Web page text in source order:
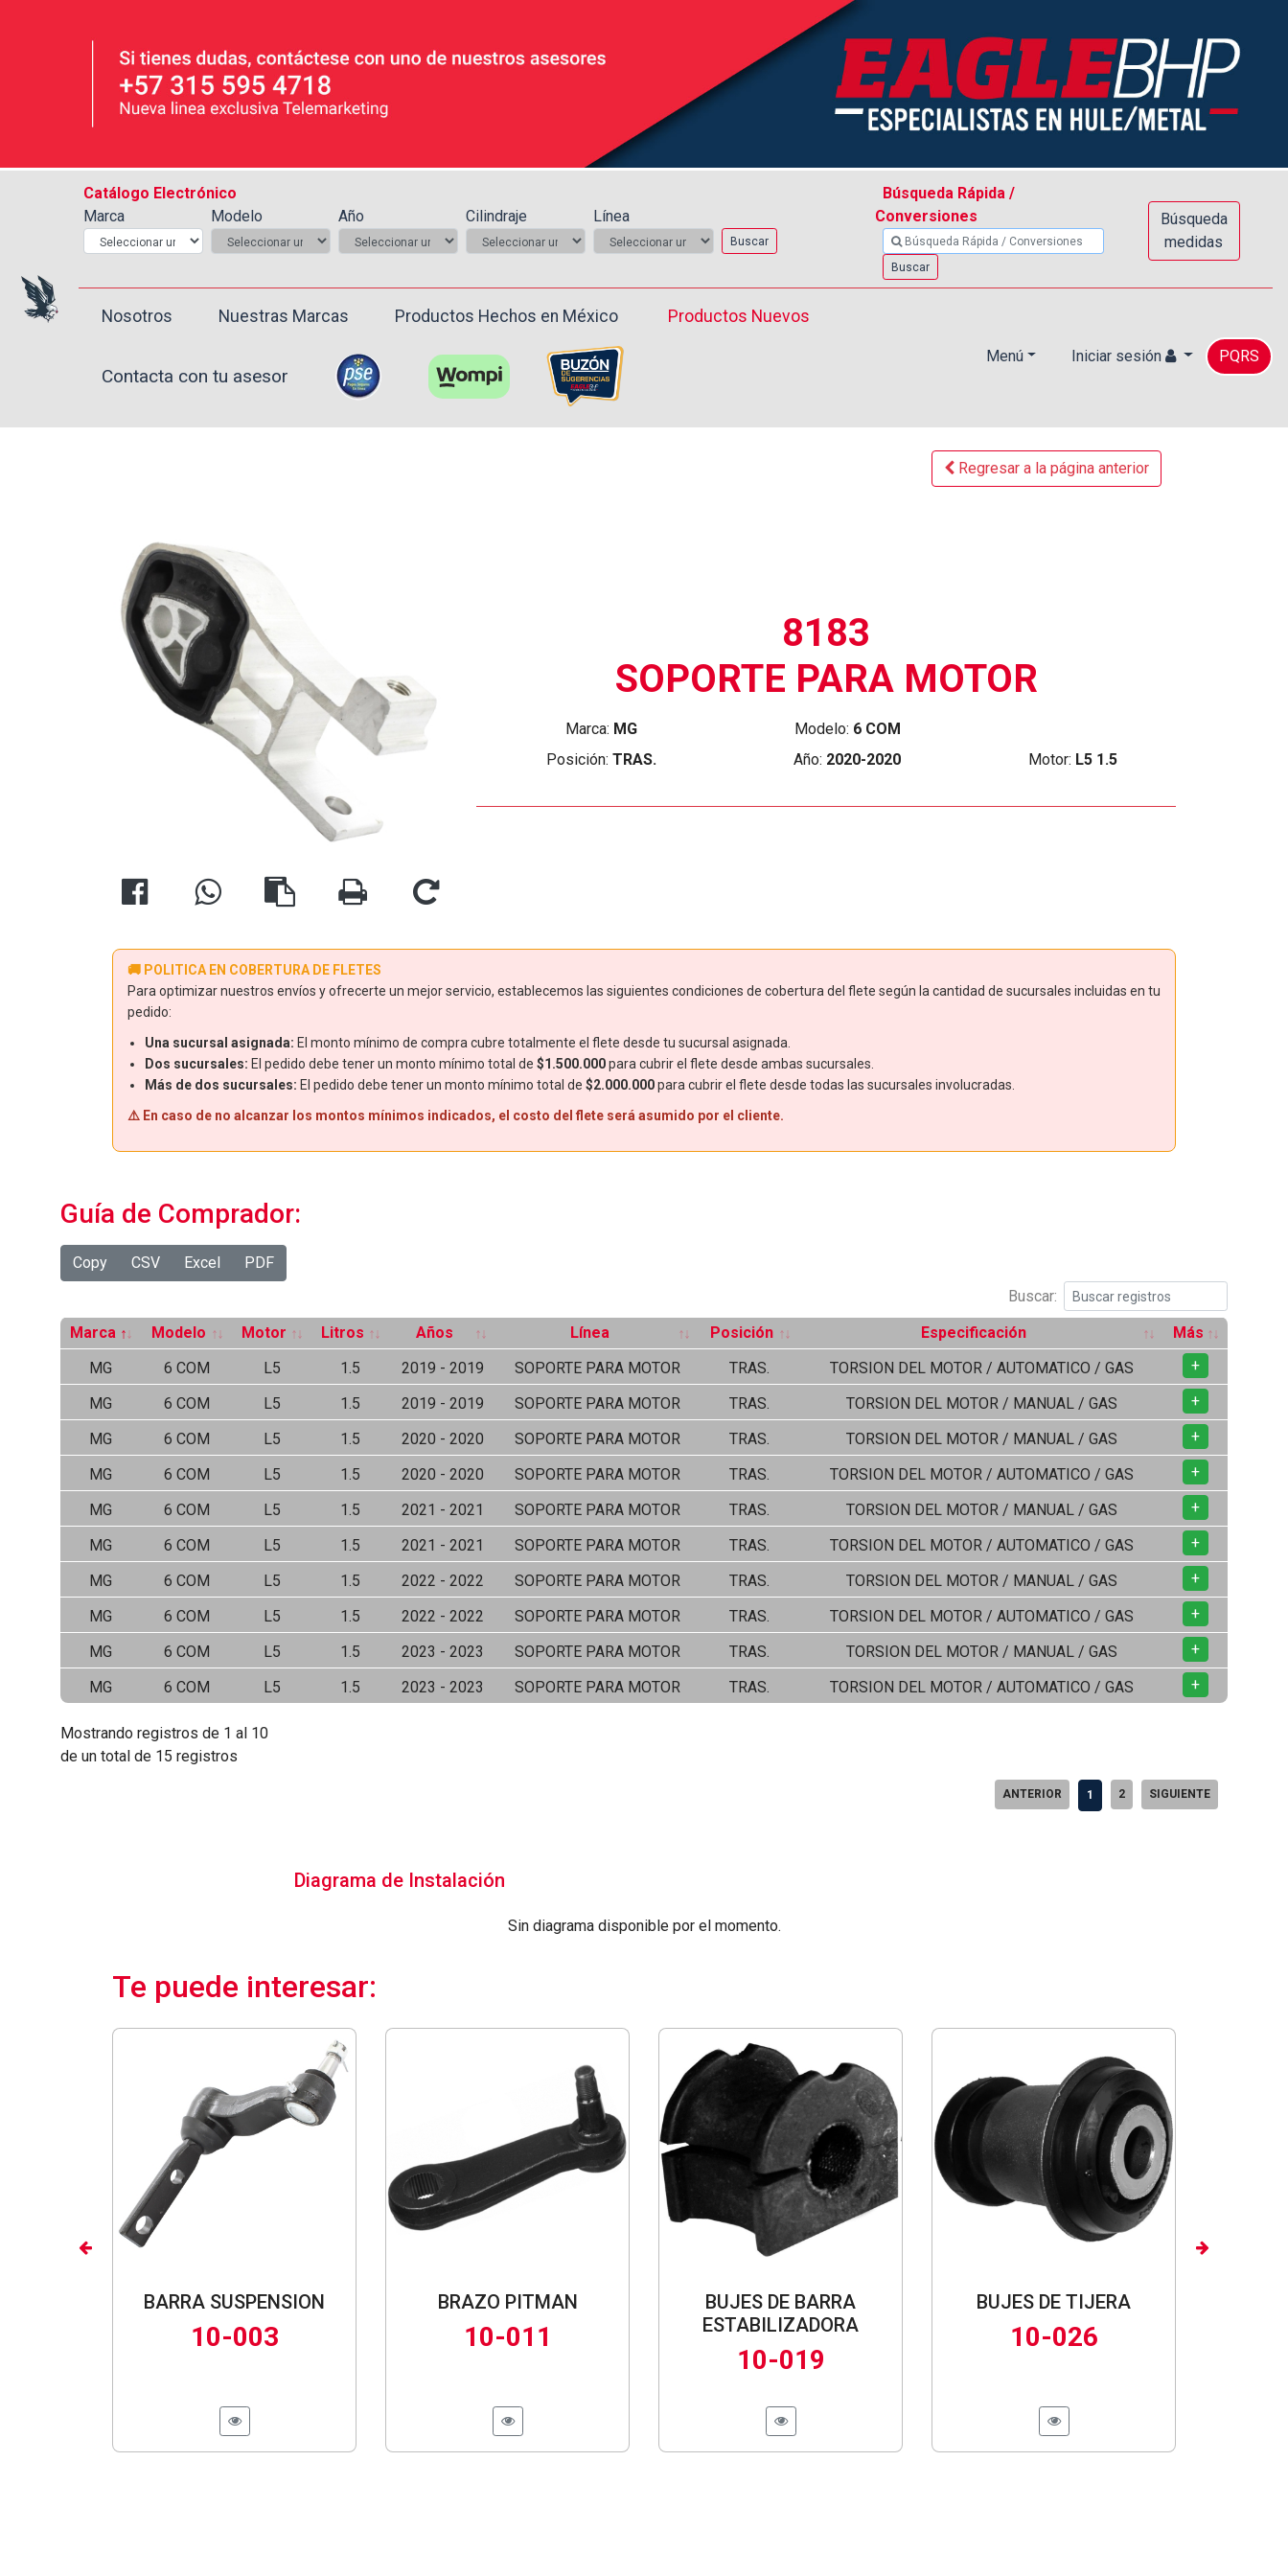
Catálogo Electrónico
Marca
Modelo Año Cilindraje Línea
Buscar
Búsqueda Rápida /
Conversiones
Buscar
Búsqueda
medidas
Nosotros Nuestras Marcas Productos Hechos en México ️ Productos Nuevos
Contacta con tu asesor
Menú Iniciar sesión PQRS
Regresar a la página anterior
8183
SOPORTE PARA MOTOR
Marca: MG Modelo: 6 COM
Posición: TRAS. Año: 2020-2020 Motor: L5 1.5
🚚 POLITICA EN COBERTURA DE FLETES
Para optimizar nuestros envíos y ofrecerte un mejor servicio, establecemos las siguientes condiciones de cobertura del flete según la cantidad de sucursales incluidas en tu
pedido:
Una sucursal asignada: El monto mínimo de compra cubre totalmente el flete desde tu sucursal asignada.
Dos sucursales: El pedido debe tener un monto mínimo total de $1.500.000para cubrir el flete desde ambas sucursales.
Más de dos sucursales: El pedido debe tener un monto mínimo total de $2.000.000para cubrir el flete desde todas las sucursales involucradas.
⚠️ En caso de no alcanzar los montos mínimos indicados, el costo del flete será asumido por el cliente.
Guía de Comprador:
Copy CSV Excel
PDF
Buscar:
Marca Modelo Motor Litros Años Línea Posición Especificación
Más
MG
6 COM L5 1.5 2019 - 2019 SOPORTE PARA MOTOR TRAS. TORSION DEL MOTOR / AUTOMATICO / GAS +
MG 6 COM L5 1.5 2019 - 2019 SOPORTE PARA MOTOR TRAS. TORSION DEL MOTOR / MANUAL / GAS +
MG 6 COM L5 1.5 2020 - 2020 SOPORTE PARA MOTOR TRAS. TORSION DEL MOTOR / MANUAL / GAS +
MG 6 COM L5 1.5 2020 - 2020 SOPORTE PARA MOTOR TRAS. TORSION DEL MOTOR / AUTOMATICO / GAS +
MG 6 COM L5 1.5 2021 - 2021 SOPORTE PARA MOTOR TRAS. TORSION DEL MOTOR / MANUAL / GAS +
MG 6 COM L5 1.5 2021 - 2021 SOPORTE PARA MOTOR TRAS. TORSION DEL MOTOR / AUTOMATICO / GAS +
MG 6 COM L5 1.5 2022 - 2022 SOPORTE PARA MOTOR TRAS. TORSION DEL MOTOR / MANUAL / GAS +
MG 6 COM L5 1.5 2022 - 2022 SOPORTE PARA MOTOR TRAS. TORSION DEL MOTOR / AUTOMATICO / GAS +
MG 6 COM L5 1.5 2023 - 2023 SOPORTE PARA MOTOR TRAS. TORSION DEL MOTOR / MANUAL / GAS +
MG 6 COM L5 1.5 2023 - 2023 SOPORTE PARA MOTOR TRAS. TORSION DEL MOTOR / AUTOMATICO / GAS +
Mostrando registros de 1 al 10
de un total de 15 registros
ANTERIOR 1 2 SIGUIENTE
Diagrama de Instalación
Sin diagrama disponible por el momento.
Te puede interesar:
BARRA SUSPENSION
10-003
BRAZO PITMAN
10-011
BUJES DE BARRA
ESTABILIZADORA
10-019
BUJES DE TIJERA
10-026
Previous Next